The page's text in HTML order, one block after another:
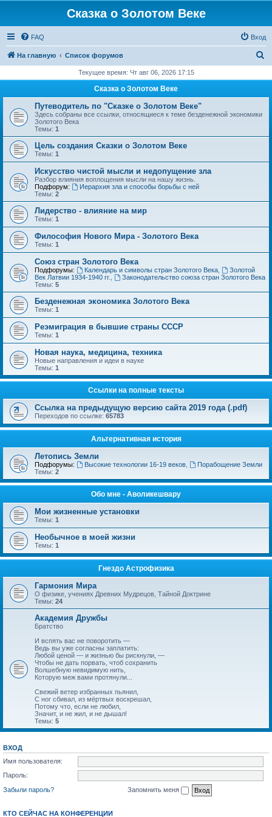
Сказка о Золотом Веке
FAQ Вход
На главную Список форумов
с
Текущее время: Чт авг 06, 2026 17:15
Сказка о Золотом Веке
Путеводитель по "Сказке о Золотом Веке"
Здесь собраны все ссылки, относящиеся к теме безденежной экономики
Золотого Века
Темы: 1
Цель создания Сказки о Золотом Веке
Темы: 1
Искусство чистой мысли и недопущение зла
Разбор влияния воплощения мысли на нашу жизнь.
Подфорум:
Иерархия зла и способы борьбы с ней
Темы: 2
Лидерство - влияние на мир
Темы: 1
Философия Нового Мира - Золотого Века
Темы: 1
Cоюз стран Золотого Века
Подфорумы: Календарь и символы стран Золотого Века,
Золотой
Век Латвии 1934-1940 гг.
Законодательство союза стран Золотого Века
Темы: 5
Безденежная экономика Золотого Века
Темы: 1
Реэмиграция в бывшие страны СССР
Темы: 1
Новая наука, медицина, техника
Новые направления и идеи в науке
Темы: 1
Ссылки на полные тексты
Ссылка на предыдущую версию сайта 2019 года (.pdf)
Переходов по ссылке: 65783
Альтернативная история
Летопись Земли
Подфорумы: Высокие технологии 16-19 веков,
Порабощение Земли
Темы: 2
Обо мне - Аволикешвару
Мои жизненные установки
Темы: 1
Необычное в моей жизни
Темы: 1
Гнездо Астрофизика
Гармония Мира
О физике, учениях Древних Мудрецов, Тайной Доктрине
Темы: 24
Академия Дружбы
Братство
И вспять вас не поворотить —
Ведь вы уже согласны заплатить:
Любой ценой — и жизнью бы рискнули, —
Чтобы не дать порвать, чтоб сохранить
Волшебную невидимую нить,
Которую меж вами протянули...
Свежий ветер избранных пьянил,
С ног сбивал, из мёртвых воскрешал,
Потому что, если не любил,
Значит, и не жил, и не дышал!
Темы: 5
ВХОД
Имя пользователя:
Пароль:
Забыли пароль?
Запомнить меня
КТО СЕЙЧАС НА КОНФЕРЕНЦИИ